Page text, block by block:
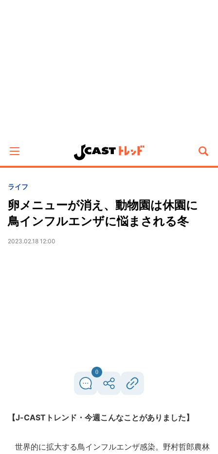
ライフ
卵メニューが消え、動物園は休園に
鳥インフルエンザに悩まされる冬
2023.02.18 12:00
0
【J-CASTトレンド・今週こんなことがありました】
世界的に拡大する鳥インフルエンザ感染。野村哲郎農林